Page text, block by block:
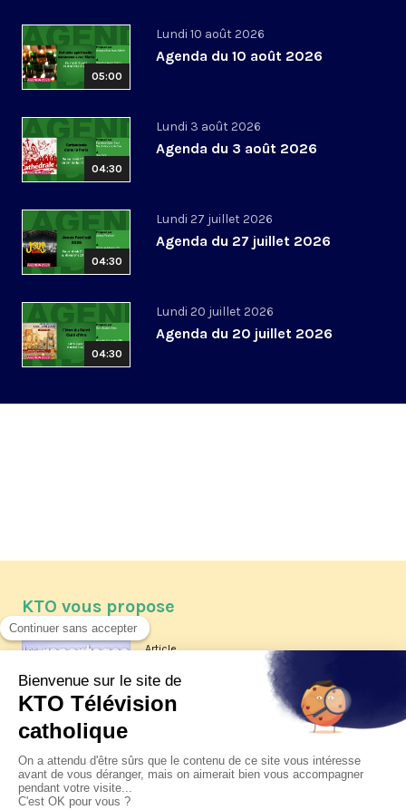
05:00
Lundi 10 août 2026
Agenda du 10 août 2026
04:30
Lundi 3 août 2026
Agenda du 3 août 2026
04:30
Lundi 27 juillet 2026
Agenda du 27 juillet 2026
04:30
Lundi 20 juillet 2026
Agenda du 20 juillet 2026
KTO vous propose
Article
Les reportages d'été 2026 de KTO
La visite pastorale du pape Léon
XIV à Assise à suivre sur KTO le
jeudi 6 août